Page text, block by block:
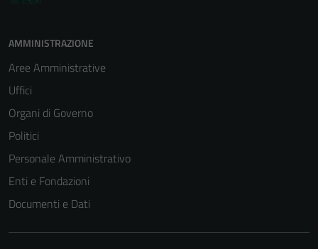
AMMINISTRAZIONE
Aree Amministrative
Uffici
Organi di Governo
Politici
Personale Amministrativo
Enti e Fondazioni
Documenti e Dati